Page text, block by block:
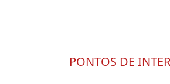
PONTOS DE